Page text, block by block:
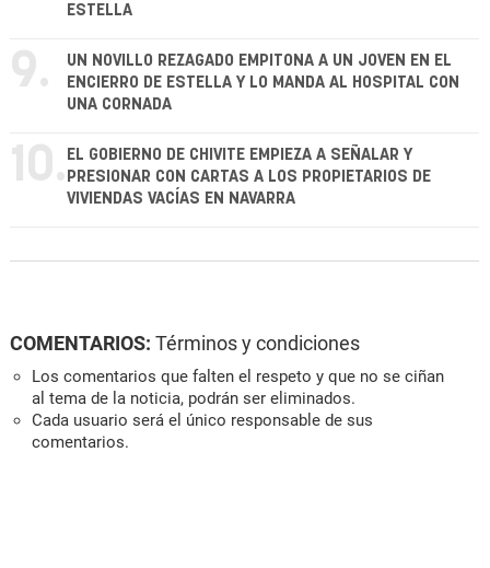
ESTELLA
9.
UN NOVILLO REZAGADO EMPITONA A UN JOVEN EN EL
ENCIERRO DE ESTELLA Y LO MANDA AL HOSPITAL CON
UNA CORNADA
10. EL GOBIERNO DE CHIVITE EMPIEZA A SEÑALAR Y
PRESIONAR CON CARTAS A LOS PROPIETARIOS DE
VIVIENDAS VACÍAS EN NAVARRA
COMENTARIOS: Términos y condiciones
Los comentarios que falten el respeto y que no se ciñan
al tema de la noticia, podrán ser eliminados.
Cada usuario será el único responsable de sus
comentarios.